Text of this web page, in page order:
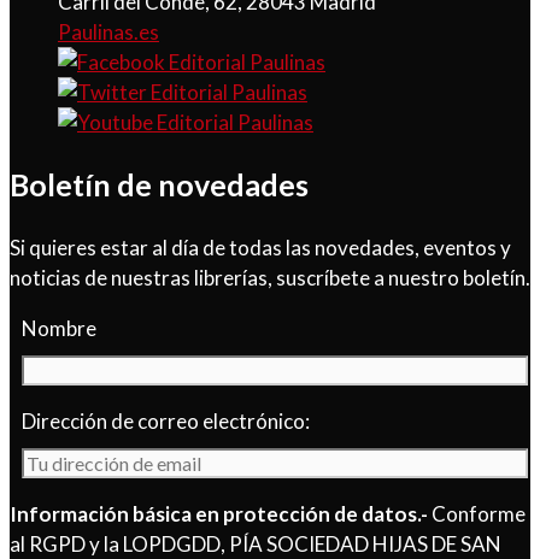
Paulinas.es
Boletín de novedades
Si quieres estar al día de todas las novedades, eventos y
noticias de nuestras librerías, suscríbete a nuestro boletín.
Nombre
Dirección de correo electrónico:
Información básica en protección de datos.- Conforme
al RGPD y la LOPDGDD, PÍA SOCIEDAD HIJAS DE SAN